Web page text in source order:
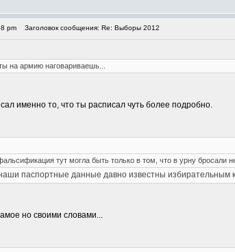
pm Заголовок сообщения: Re: Выборы 2012
на армию наговариваешь...
именно то, что ты расписал чуть более подробно.
тут могла быть только в том, что в урну бросали
паспортные данные давно известны избирательным
но своими словами...